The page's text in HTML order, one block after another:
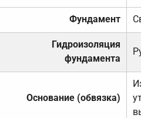
Фундамент
Гидроизоляция
фундамента
Основание (обвязка)